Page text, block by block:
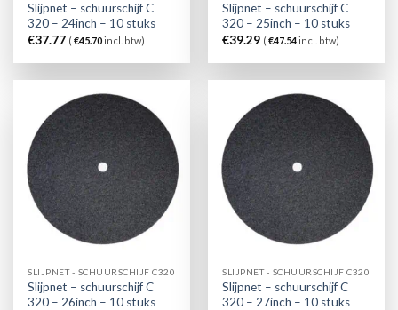
Slijpnet – schuurschijf C
320 – 24inch – 10 stuks
€37.77 (€45.70incl. btw)
Slijpnet – schuurschijf C
320 – 25inch – 10 stuks
€39.29 (€47.54incl. btw)
SLIJPNET - SCHUURSCHIJF C320
Slijpnet – schuurschijf C
320 – 26inch – 10 stuks
SLIJPNET - SCHUURSCHIJF C320
Slijpnet – schuurschijf C
320 – 27inch – 10 stuks